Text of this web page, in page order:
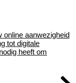
online aanwezigheid
tot digitale
heeft om